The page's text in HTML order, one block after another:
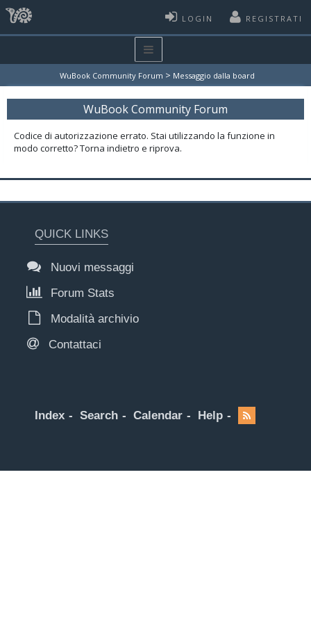
LOGIN REGISTRATI
WuBook Community Forum > Messaggio dalla board
WuBook Community Forum
Codice di autorizzazione errato. Stai utilizzando la funzione in
modo corretto? Torna indietro e riprova.
QUICK LINKS
Nuovi messaggi
Forum Stats
Modalità archivio
Contattaci
Index Search Calendar Help